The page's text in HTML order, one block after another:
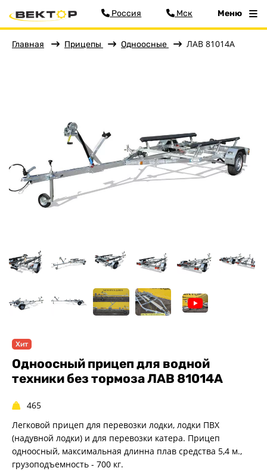
Меню
Для водной техники
Спец. назначения
Одноосные
Двухосные
Прицеп для лодки ПВХ
Прицепы-автовозы
Прицепы для снегоходов
Прицепы для мотоциклов
Фильтр
Россия Мск Меню
Главная Прицепы Одноосные ЛАВ 81014А
Хит
Одноосный прицеп для водной
техники без тормоза ЛАВ 81014A
465
Легковой прицеп для перевозки лодки, лодки ПВХ
(надувной лодки) и для перевозки катера. Прицеп
одноосный, максимальная длинна плав средства 5,4 м.,
грузоподъемность - 700 кг.